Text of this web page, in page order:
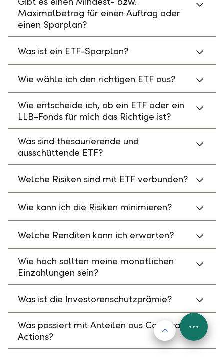
Maximalbetrag für einen Auftrag oder
einen Sparplan?
Was ist ein ETF-Sparplan?
Wie wähle ich den richtigen ETF aus?
Wie entscheide ich, ob ein ETF oder ein
LLB-Fonds für mich das Richtige ist?
Was sind thesaurierende und
ausschüttende ETF?
Welche Risiken sind mit ETF verbunden?
Wie kann ich die Risiken minimieren?
Welche Renditen kann ich erwarten?
Wie hoch sollten meine monatlichen
Einzahlungen sein?
Was ist die Investorenschutzprämie?
Was passiert mit Anteilen aus Corporate
Actions?
Nach oben
FAB
Menu